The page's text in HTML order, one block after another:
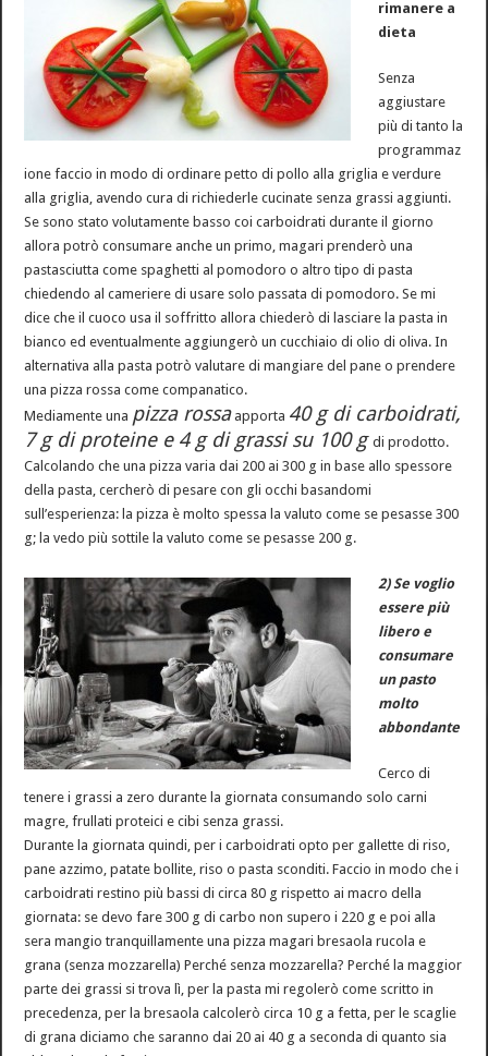
rimanere a
dieta
Senza
aggiustare
più di tanto la
programmaz
ione faccio in modo di ordinare petto di pollo alla griglia e verdure
alla griglia, avendo cura di richiederle cucinate senza grassi aggiunti.
Se sono stato volutamente basso coi carboidrati durante il giorno
allora potrò consumare anche un primo, magari prenderò una
pastasciutta come spaghetti al pomodoro o altro tipo di pasta
chiedendo al cameriere di usare solo passata di pomodoro. Se mi
dice che il cuoco usa il soffritto allora chiederò di lasciare la pasta in
bianco ed eventualmente aggiungerò un cucchiaio di olio di oliva. In
alternativa alla pasta potrò valutare di mangiare del pane o prendere
una pizza rossa come companatico.
Mediamente una pizza rossaapporta 40 g di carboidrati,
7 g di proteine e 4 g di grassi su 100 g di prodotto.
Calcolando che una pizza varia dai 200 ai 300 g in base allo spessore
della pasta, cercherò di pesare con gli occhi basandomi
sull’esperienza: la pizza è molto spessa la valuto come se pesasse 300
g; la vedo più sottile la valuto come se pesasse 200 g.
2) Se voglio
essere più
libero e
consumare
un pasto
molto
abbondante
Cerco di
tenere i grassi a zero durante la giornata consumando solo carni
magre, frullati proteici e cibi senza grassi.
Durante la giornata quindi, per i carboidrati opto per gallette di riso,
pane azzimo, patate bollite, riso o pasta sconditi. Faccio in modo che i
carboidrati restino più bassi di circa 80 g rispetto ai macro della
giornata: se devo fare 300 g di carbo non supero i 220 g e poi alla
sera mangio tranquillamente una pizza magari bresaola rucola e
grana (senza mozzarella) Perché senza mozzarella? Perché la maggior
parte dei grassi si trova lì, per la pasta mi regolerò come scritto in
precedenza, per la bresaola calcolerò circa 10 g a fetta, per le scaglie
di grana diciamo che saranno dai 20 ai 40 g a seconda di quanto sia